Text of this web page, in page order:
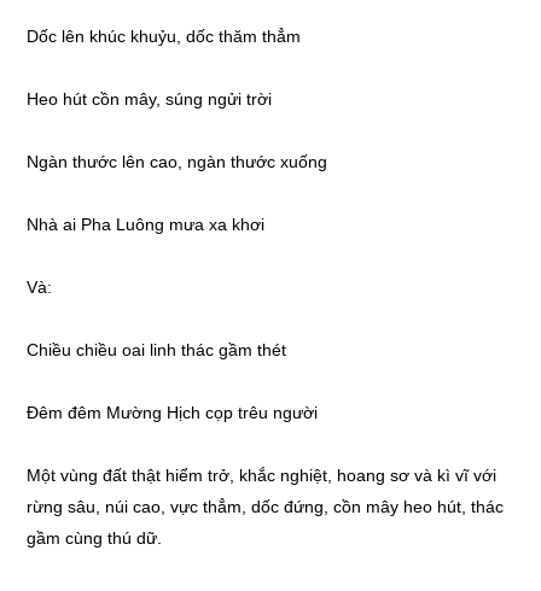
Dốc lên khúc khuỷu, dốc thăm thẳm
Heo hút cồn mây, súng ngửi trời
Ngàn thước lên cao, ngàn thước xuống
Nhà ai Pha Luông mưa xa khơi
Và:
Chiều chiều oai linh thác gầm thét
Đêm đêm Mường Hịch cọp trêu người
Một vùng đất thật hiểm trở, khắc nghiệt, hoang sơ và kì vĩ với
rừng sâu, núi cao, vực thẳm, dốc đứng, cồn mây heo hút, thác
gầm cùng thú dữ.